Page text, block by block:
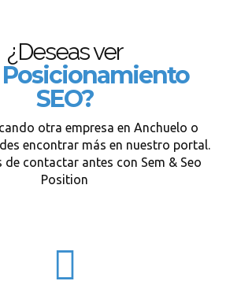
¿Deseas ver
Posicionamiento
SEO?
otra empresa en Anchuelo o
encontrar más en nuestro portal.
de contactar antes con Sem & Seo
Position